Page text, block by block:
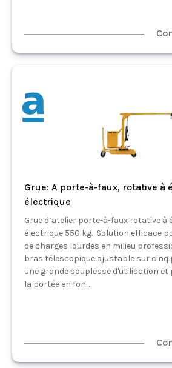
Grue: A porte-à-faux, rotative à
électrique
Grue d’atelier porte-à-faux rotative à
électrique 550 kg. Solution efficace
de charges lourdes en milieu
bras télescopique ajustable sur cinq
une grande souplesse d'utilisation
la portée en fon...